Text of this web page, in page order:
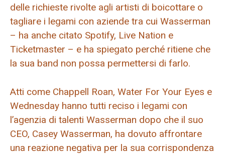
delle richieste rivolte agli artisti di boicottare o
tagliare i legami con aziende tra cui Wasserman
– ha anche citato Spotify, Live Nation e
Ticketmaster – e ha spiegato perché ritiene che
la sua band non possa permettersi di farlo.
Atti come Chappell Roan, Water For Your Eyes e
Wednesday hanno tutti reciso i legami con
l’agenzia di talenti Wasserman dopo che il suo
CEO, Casey Wasserman, ha dovuto affrontare
una reazione negativa per la sua corrispondenza